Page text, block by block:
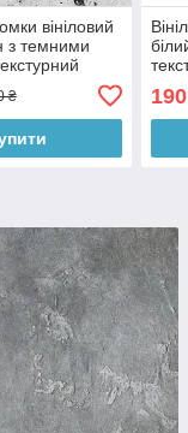
вініловий
з темними
₴ 190